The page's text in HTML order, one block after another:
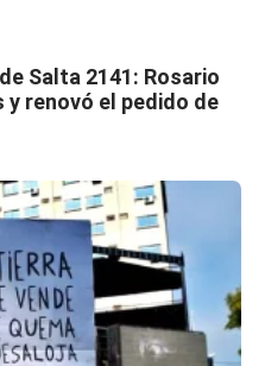
Salta 2141: Rosario
renovó el pedido de